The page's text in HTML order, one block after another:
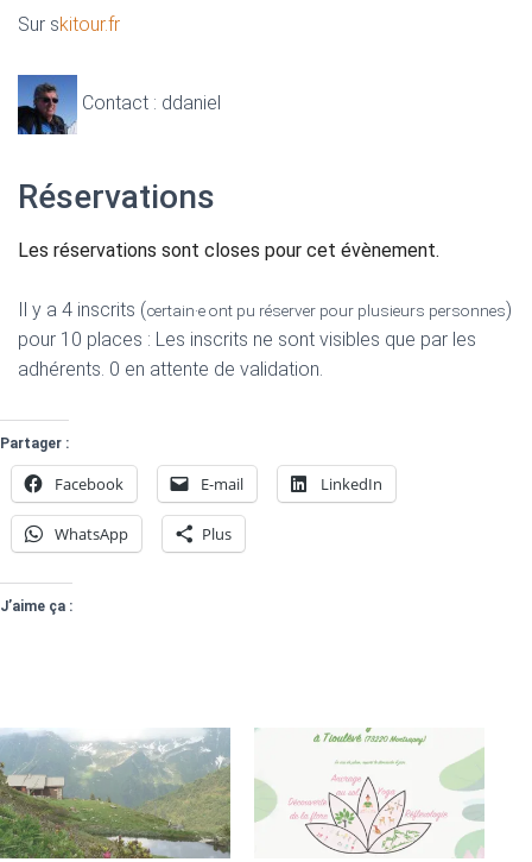
Sur skitour.fr
Contact : ddaniel
Réservations
Les réservations sont closes pour cet évènement.
Il y a 4 inscrits (certain·e ont pu réserver pour plusieurs personnes)
pour 10 places : Les inscrits ne sont visibles que par les
adhérents. 0 en attente de validation.
Partager :
Facebook E-mail LinkedIn
WhatsApp Plus
J’aime ça :